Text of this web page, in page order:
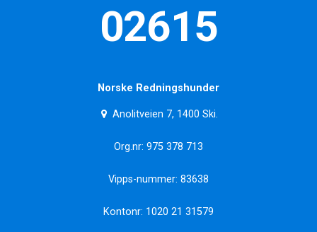
02615
Norske Redningshunder
Anolitveien 7, 1400 Ski.
Org.nr: 975 378 713
Vipps-nummer: 83638
Kontonr: 1020 21 31579